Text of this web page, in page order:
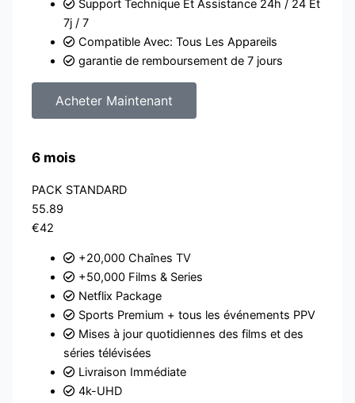
Support Technique Et Assistance 24h / 24 Et
7j / 7
Compatible Avec: Tous Les Appareils
garantie de remboursement de 7 jours
Acheter Maintenant
6 mois
PACK STANDARD
55.89
€42
+20,000 Chaînes TV
+50,000 Films & Series
Netflix Package
Sports Premium + tous les événements PPV
Mises à jour quotidiennes des films et des
séries télévisées
Livraison Immédiate
4k-UHD